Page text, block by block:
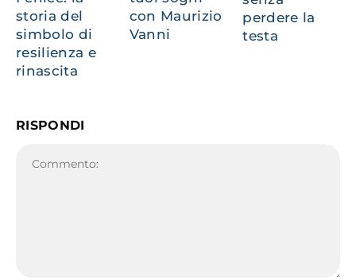
storia del
simbolo di
resilienza e
rinascita
con Maurizio
Vanni
perdere la
testa
RISPONDI